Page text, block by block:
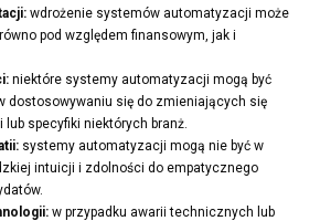
wdrożenie systemów automatyzacji może
pod względem finansowym, jak i
niektóre systemy automatyzacji mogą być
dostosowywaniu się do zmieniających się
specyfiki niektórych branż.
systemy automatyzacji mogą nie być w
intuicji i zdolności do empatycznego
w przypadku awarii technicznych lub